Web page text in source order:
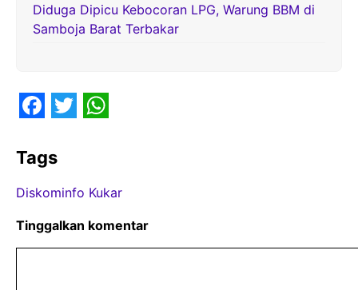
Diduga Dipicu Kebocoran LPG, Warung BBM di
Samboja Barat Terbakar
a
c
e
b
o
w
i
t
t
e
a
t
s
A
Tags
Diskominfo Kukar
Tinggalkan komentar